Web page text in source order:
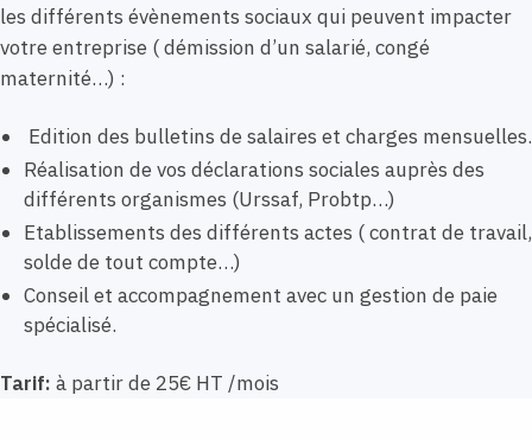
les différents évènements sociaux qui peuvent impacter
votre entreprise ( démission d’un salarié, congé
maternité…) :
Edition des bulletins de salaires et charges mensuelles.
Réalisation de vos déclarations sociales auprès des
différents organismes (Urssaf, Probtp…)
Etablissements des différents actes ( contrat de travail,
solde de tout compte…)
Conseil et accompagnement avec un gestion de paie
spécialisé.
Tarif: à partir de 25€ HT /mois